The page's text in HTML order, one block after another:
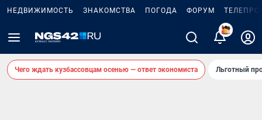
НЕДВИЖИМОСТЬ ЗНАКОМСТВА ПОГОДА ФОРУМ
Чего ждать кузбассовцам осенью — ответ экономиста Льготный